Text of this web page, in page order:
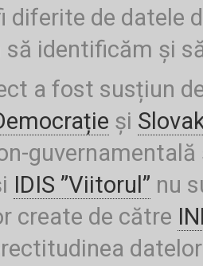
diferite de datele
să identificăm și
a fost susțiun
și
IDIS ”Viitorul” nu
create de către